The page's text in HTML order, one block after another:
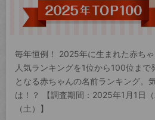
毎年恒例！ 2025年に生まれた赤ち
人気ランキングを1位から100位まで
となる赤ちゃんの名前ランキング。
は！？ 【調査期間：2025年1月1日
（土）】